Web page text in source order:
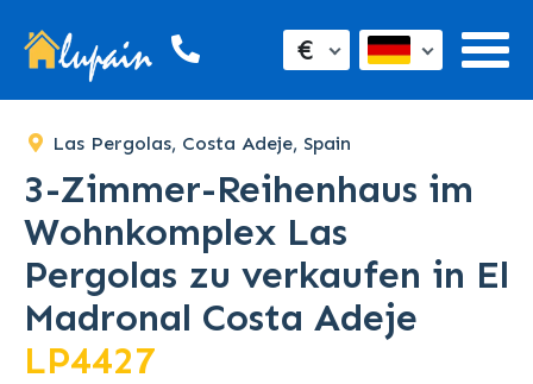
€
Las Pergolas, Costa Adeje, Spain
3-Zimmer-Reihenhaus im
Wohnkomplex Las
Pergolas zu verkaufen in El
Madronal Costa Adeje
LP4427